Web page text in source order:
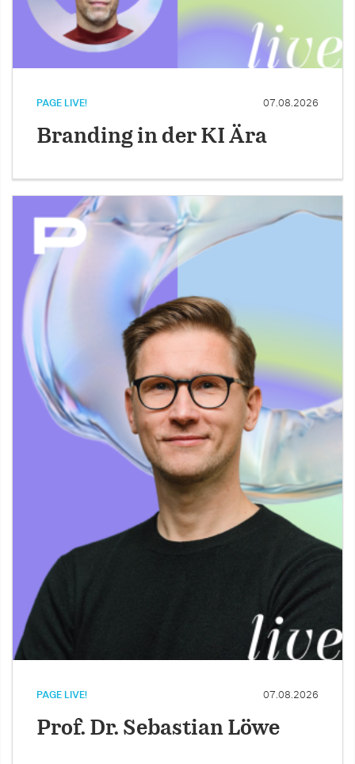
PAGE LIVE! 07.08.2026
Branding in der KI Ära
PAGE LIVE! 07.08.2026
Prof. Dr. Sebastian Löwe